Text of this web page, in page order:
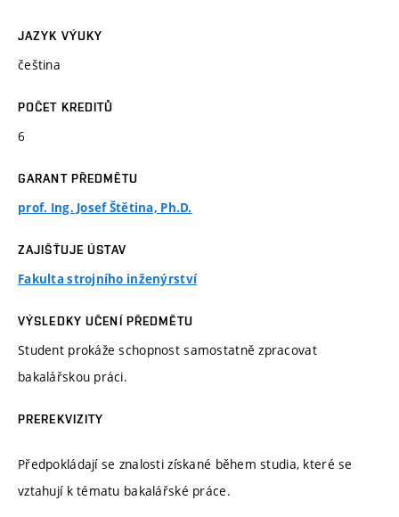
JAZYK VÝUKY
čeština
POČET KREDITŮ
6
GARANT PŘEDMĚTU
prof. Ing. Josef Štětina, Ph.D.
ZAJIŠŤUJE ÚSTAV
Fakulta strojního inženýrství
VÝSLEDKY UČENÍ PŘEDMĚTU
Student prokáže schopnost samostatně zpracovat
bakalářskou práci.
PREREKVIZITY
Předpokládají se znalosti získané během studia, které se
vztahují k tématu bakalářské práce.